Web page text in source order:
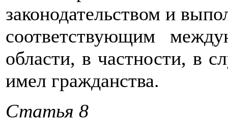
законодательством и
соответствующим
области, в частности, в
имел гражданства.
Статья 8